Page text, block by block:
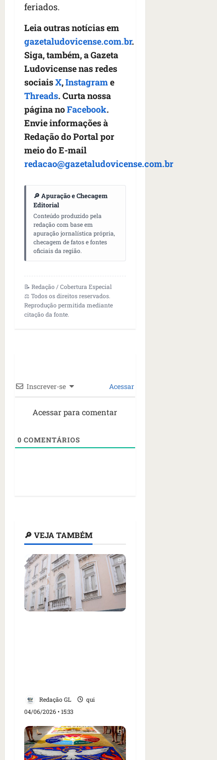
feriados.
Leia outras notícias em
gazetaludovicense.com.br.
Siga, também, a Gazeta
Ludovicense nas redes
sociaisX,Instagrame
Threads. Curta nossa
página noFacebook.
Envie informações à
Redação do Portal por
meio do E-mail
redacao@gazetaludovicense.com.br
🔎 Apuração e Checagem
Editorial
Conteúdo produzido pela
redação com base em
apuração jornalística própria,
checagem de fatos e fontes
oficiais da região.
📝 Redação / Cobertura Especial
⚖️ Todos os direitos reservados.
Reprodução permitida mediante
citação da fonte.
Inscrever-se Acessar
Acessar para comentar
0 COMENTÁRIOS
🔎 VEJA TAMBÉM
Redação GL
qui
04/06/2026 • 15:33